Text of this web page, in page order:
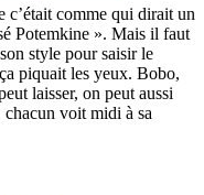
c’était comme qui dirait un
Potemkine ». Mais il faut
style pour saisir le
piquait les yeux. Bobo,
laisser, on peut aussi
chacun voit midi à sa